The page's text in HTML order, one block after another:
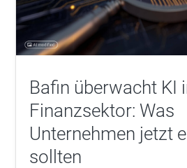
Bafin überwacht KI
Finanzsektor: Was
Unternehmen jetzt
sollten